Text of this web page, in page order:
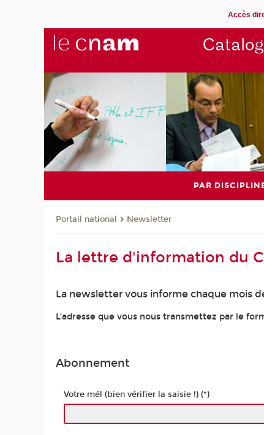
Accès
PAR
Portail national Newsletter
La lettre d'information du
La newsletter vous informe chaque mois
L’adresse que vous nous transmettez par le
Abonnement
Votre mél (bien vérifier la saisie !) (*)